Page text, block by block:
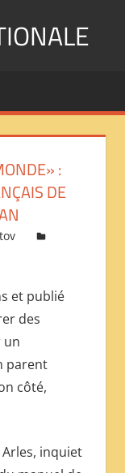
:
DE
et publié
des
un
parent
côté,
Arles, inquiet